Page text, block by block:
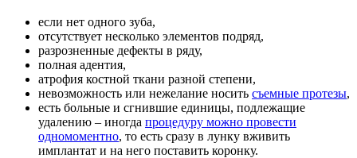
если нет одного зуба,
отсутствует несколько элементов подряд,
разрозненные дефекты в ряду,
полная адентия,
атрофия костной ткани разной степени,
невозможность или нежелание носить съемные протезы,
есть больные и сгнившие единицы, подлежащие
удалению – иногда процедуру можно провести
одномоментно, то есть сразу в лунку вживить
имплантат и на него поставить коронку.